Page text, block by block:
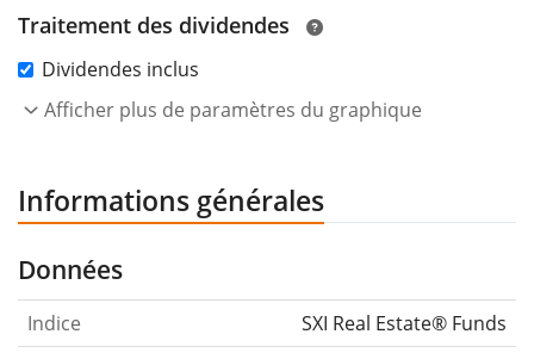
Traitement des dividendes
Dividendes inclus
Afficher plus de paramètres du graphique
Informations générales
Données
Indice
SXI Real Estate® Funds